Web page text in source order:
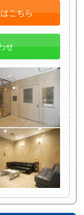
こちら
せ